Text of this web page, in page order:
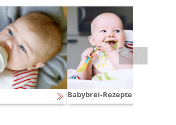
Babybrei-Rezepte
〈 〉